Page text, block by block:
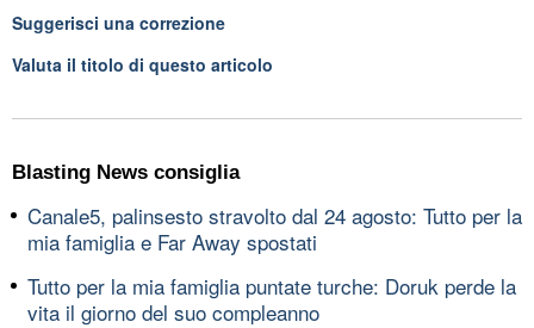
Suggerisci una correzione
Valuta il titolo di questo articolo
Blasting News consiglia
Canale5, palinsesto stravolto dal 24 agosto: Tutto per la
mia famiglia e Far Away spostati
Tutto per la mia famiglia puntate turche: Doruk perde la
vita il giorno del suo compleanno